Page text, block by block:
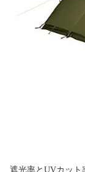
遮光率とUVカット